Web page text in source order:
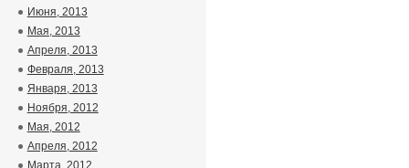
Июня, 2013
Мая, 2013
Апреля, 2013
Февраля, 2013
Января, 2013
Ноября, 2012
Мая, 2012
Апреля, 2012
Марта, 2012